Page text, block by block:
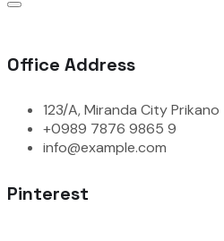
Office Address
123/A, Miranda City Prikano
+0989 7876 9865 9
info@example.com
Pinterest